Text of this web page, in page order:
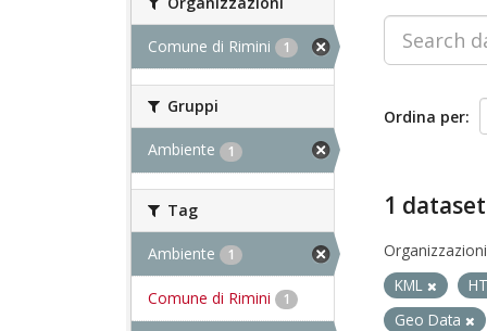
Comune di Rimini 1
Gruppi
Ambiente 1
Tag
Ambiente 1
Comune di Rimini 1
Ordina per
1
KML
Geo Data